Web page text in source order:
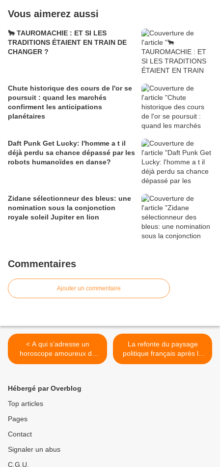
Vous aimerez aussi
🐂 TAUROMACHIE : ET SI LES
TRADITIONS ÉTAIENT EN TRAIN DE
CHANGER ?
Chute historique des cours de l'or se
poursuit : quand les marchés
confirment les anticipations
planétaires
Daft Punk Get Lucky: l'homme a t il
déjà perdu sa chance dépassé par les
robots humanoïdes en danse?
Zidane sélectionneur des bleus: une
nomination sous la conjonction
royale soleil Jupiter en lion
Commentaires
Ajouter un commentaire
< A qui s’adresse un
horoscope amoureux de
couple?
La refonte du paysage
politique français après la
victoire du FN aux
Hébergé par Overblog
Top articles
Pages
Contact
Signaler un abus
C.G.U.